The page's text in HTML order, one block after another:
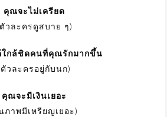
คุณจะไม่เครียด
วละครดูสบาย ๆ)
กล้ชิดคนที่คุณรักมากขึ้น
วละครอยู่กับนก)
คุณจะมีเงินเยอะ
ภาพมีเหรียญเยอะ)